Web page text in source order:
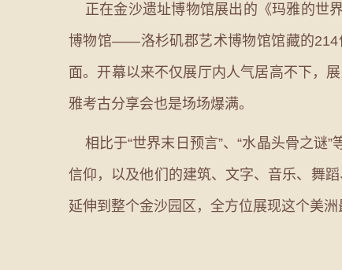
正在金沙遗址博物馆展出的《玛雅的世
博物馆——洛杉矶郡艺术博物馆馆藏的214
面。开幕以来不仅展厅内人气居高不下，
雅考古分享会也是场场爆满。
相比于“世界末日预言”、“水晶头骨之谜
信仰，以及他们的建筑、文字、音乐、舞
延伸到整个金沙园区，全方位展现这个美洲